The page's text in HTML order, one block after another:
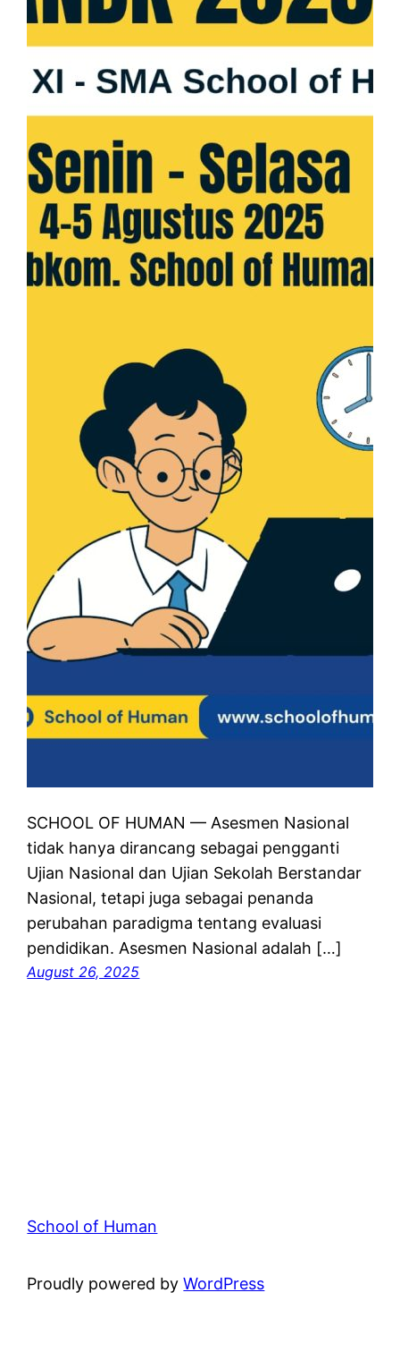
SCHOOL OF HUMAN — Asesmen Nasional
tidak hanya dirancang sebagai pengganti
Ujian Nasional dan Ujian Sekolah Berstandar
Nasional, tetapi juga sebagai penanda
perubahan paradigma tentang evaluasi
pendidikan. Asesmen Nasional adalah […]
August 26, 2025
School of Human
Proudly powered byWordPress